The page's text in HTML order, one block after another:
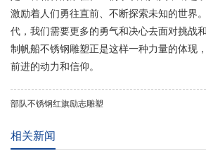
激励着人们勇往直前、不断探索未知的世界
代，我们需要更多的勇气和决心去面对挑战
制帆船不锈钢雕塑正是这样一种力量的体现
前进的动力和信仰。
部队不锈钢红旗励志雕塑
相关新闻